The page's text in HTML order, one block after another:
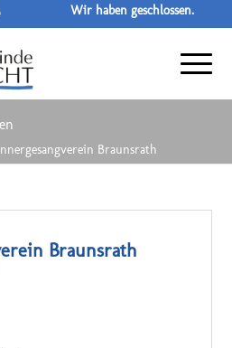
Wir haben geschlossen.
Braunsrath
Braunsrath